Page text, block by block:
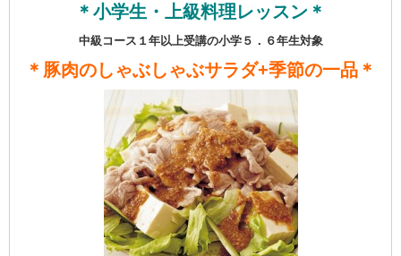
＊小学生・上級料理レッスン＊
中級コース１年以上受講の小学５．６年生対象
＊豚肉のしゃぶしゃぶサラダ+季節の一品＊